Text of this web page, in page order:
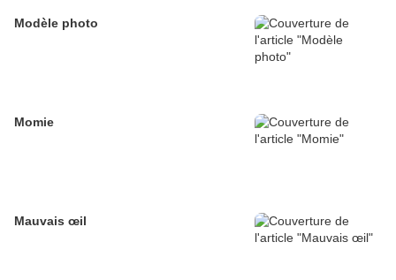
Modèle photo
Momie
Mauvais œil